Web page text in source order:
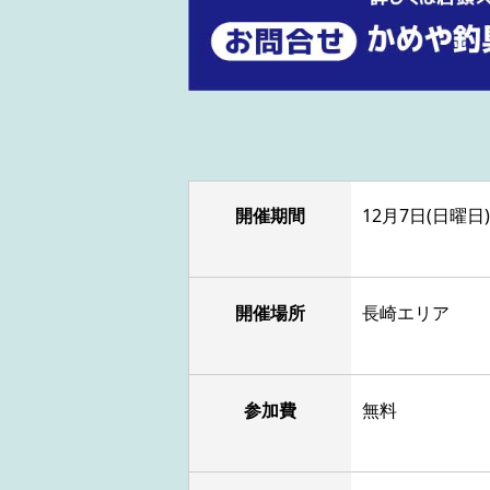
開催期間 12月7日(日曜
開催場所 長崎エリア
参加費 無料